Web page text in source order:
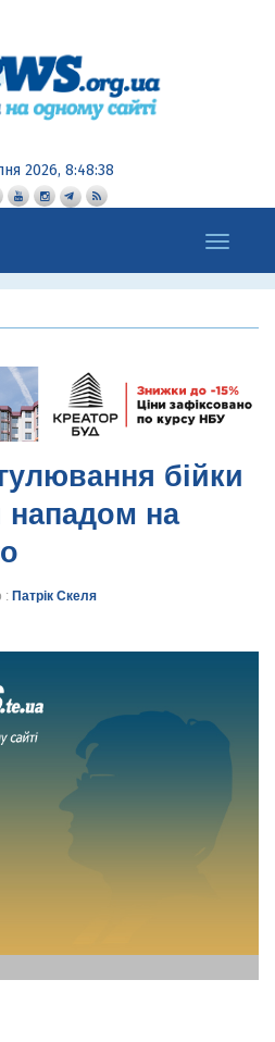
2026, 8:48:39
Toggle
navigation
бійки
нападом на
: Патрік Скеля